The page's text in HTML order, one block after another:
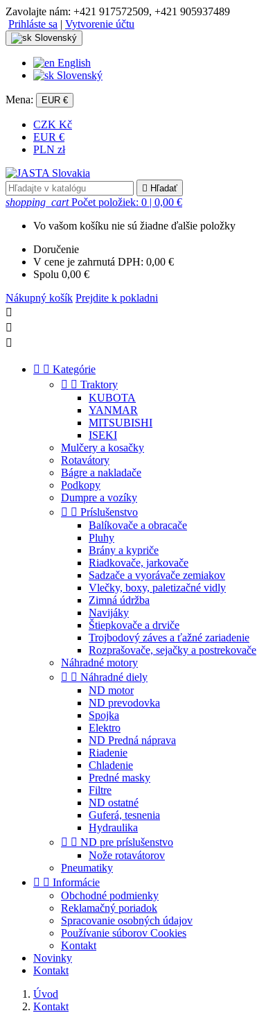
Zavolajte nám: +421 917572509, +421 905937489
Prihláste sa | Vytvorenie účtu
Slovenský
English
Slovenský
Mena: EUR €
CZK Kč
EUR €
PLN zł
 Hľadať
shopping_cart Počet položiek: 0 | 0,00 €
Vo vašom košíku nie sú žiadne ďalšie položky
Doručenie
V cene je zahrnutá DPH: 0,00 €
Spolu 0,00 €
Nákupný košík Prejdite k pokladni



  Kategórie
  Traktory
KUBOTA
YANMAR
MITSUBISHI
ISEKI
Mulčery a kosačky
Rotavátory
Bágre a nakladače
Podkopy
Dumpre a vozíky
  Príslušenstvo
Balíkovače a obracače
Pluhy
Brány a kypriče
Riadkovače, jarkovače
Sadzače a vyorávače zemiakov
Vlečky, boxy, paletizačné vidly
Zimná údržba
Navijáky
Štiepkovače a drviče
Trojbodový záves a ťažné zariadenie
Rozprašovače, sejačky a postrekovače
Náhradné motory
  Náhradné diely
ND motor
ND prevodovka
Spojka
Elektro
ND Predná náprava
Riadenie
Chladenie
Predné masky
Filtre
ND ostatné
Guferá, tesnenia
Hydraulika
  ND pre príslušenstvo
Nože rotavátorov
Pneumatiky
  Informácie
Obchodné podmienky
Reklamačný poriadok
Spracovanie osobných údajov
Používanie súborov Cookies
Kontakt
Novinky
Kontakt
Úvod
Kontakt